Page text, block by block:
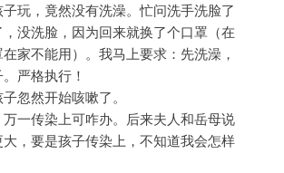
玩，竟然没有洗澡。忙问洗手洗脸了
没洗脸，因为回来就换了个口罩（在
家不能用）。我马上要求：先洗澡，
严格执行！
忽然开始咳嗽了。
一传染上可咋办。后来夫人和岳母说
，要是孩子传染上，不知道我会怎样